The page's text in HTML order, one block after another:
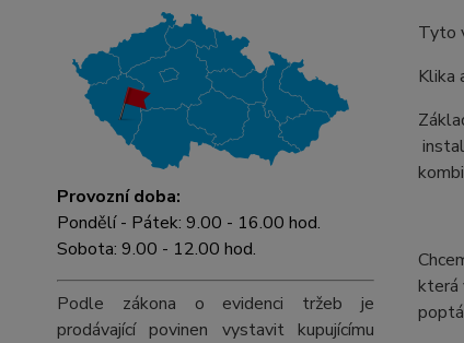
Provozní doba:
Pondělí - Pátek: 9.00 - 16.00 hod.
Sobota: 9.00 - 12.00 hod.
Podle zákona o evidenci tržeb je
prodávající povinen vystavit kupujícímu
Tyto
Klika
která